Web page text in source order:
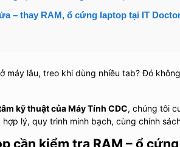
– thay RAM, ổ cứng laptop tại IT
máy lâu, treo khi dùng nhiều tab? Đó
kỹ thuật của Máy Tính CDC, chúng tôi
lý, quy trình minh bạch, cùng chính
cần kiểm tra RAM – ổ cứng